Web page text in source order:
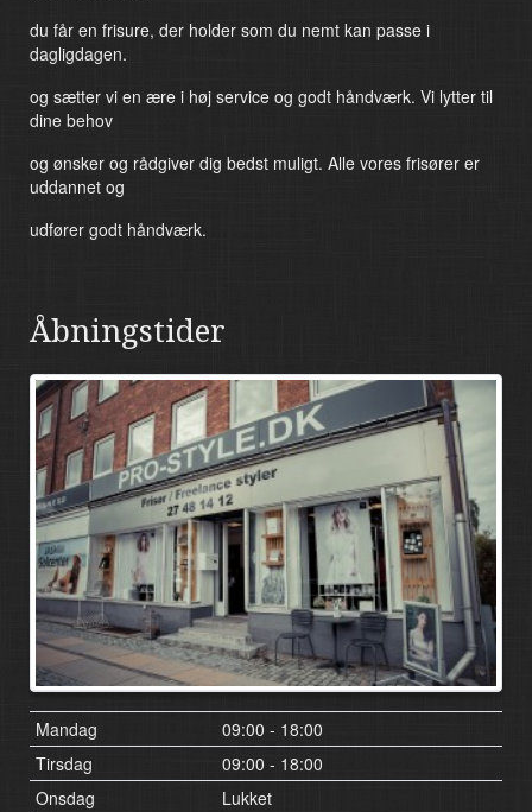
du får en frisure, der holder som du nemt kan passe i
dagligdagen.
og sætter vi en ære i høj service og godt håndværk. Vi lytter til
dine behov
og ønsker og rådgiver dig bedst muligt. Alle vores frisører er
uddannet og
udfører godt håndværk.
Åbningstider
Mandag
09:00 - 18:00
Tirsdag
09:00 - 18:00
Onsdag
Lukket